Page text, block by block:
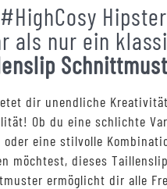
als nur ein
dir unendliche
Ob du eine schlichte
oder eine stilvolle
möchtest, dieses Taillenslip
ermöglicht dir alle